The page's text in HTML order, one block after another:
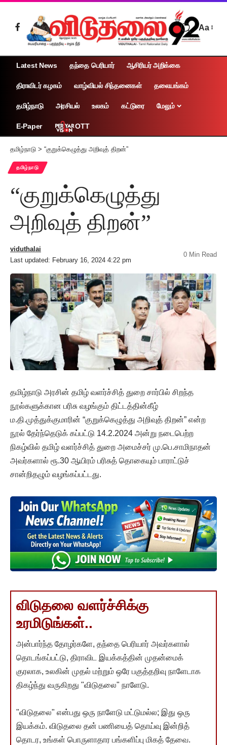
Aa
Latest News தந்தை பெரியார் ஆசிரியர் அறிக்கை
திராவிடர் கழகம் வாழ்வியல் சிந்தனைகள் தலையங்கம்
தமிழ்நாடு அரசியல் உலகம் கட்டுரை மேலும்
E-Paper OTT
தமிழ்நாடு > “குறுக்கெழுத்து அறிவுத் திறன்”
தமிழ்நாடு
“குறுக்கெழுத்து
அறிவுத் திறன்”
Last updated: February 16, 2024 4:22 pm
viduthalai
0 Min Read
தமிழ்நாடு அரசின் தமிழ் வளர்ச்சித் துறை சார்பில் சிறந்த
நூல்களுக்கான பரிசு வழங்கும் திட்டத்தின்கீழ்
ம.தி.முத்துக்குமாரின் “குறுக்கெழுத்து அறிவுத் திறன்” என்ற
நூல் தேர்ந்தெடுக் கப்பட்டு 14.2.2024 அன்று நடைபெற்ற
நிகழ்வில் தமிழ் வளர்ச்சித் துறை அமைச்சர் மு.பெ.சாமிநாதன்
அவர்களால் ரூ.30 ஆயிரம் பரிசுத் தொகையும் பாராட்டுச்
சான்றிதழும் வழங்கப்பட்டது.
விடுதலை வளர்ச்சிக்கு
உரமிடுங்கள்..
அன்பார்ந்த தோழர்களே, தந்தை பெரியார் அவர்களால்
தொடங்கப்பட்டு, திராவிட இயக்கத்தின் முதன்மைக்
குரலாக, உலகின் முதல் மற்றும் ஒரே பகுத்தறிவு நாளேடாக
திகழ்ந்து வருகிறது "விடுதலை" நாளேடு.
"விடுதலை" என்பது ஒரு நாளேடு மட்டுமல்ல; இது ஒரு
இயக்கம். விடுதலை தன் பணியைத் தொய்வு இன்றித்
தொடர, உங்கள் பொருளாதார பங்களிப்பு மிகத் தேவை.